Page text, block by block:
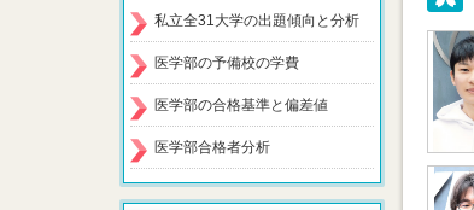
私立全31大学の出題傾向と分析
医学部の予備校の学費
医学部の合格基準と偏差値
医学部合格者分析